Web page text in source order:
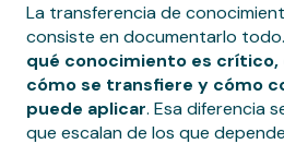
La transferencia de
consiste en documentarlo
qué conocimiento es
cómo se transfiere y cómo
puede aplicar. Esa diferencia
que escalan de los que